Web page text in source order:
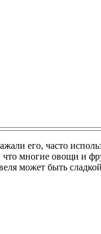
его, часто
многие овощи и
может быть